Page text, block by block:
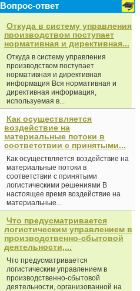
Вопрос-ответ
Откуда в систему управления
производством поступает
нормативная и директивная...
Откуда в систему управления
производством поступает
нормативная и директивная
информация Вся нормативная и
директивная информация,
используемая в...
Как осуществляется
воздействие на
материальные потоки в
соответствии с принятыми...
Как осуществляется воздействие на
материальные потоки в
соответствии с принятыми
логистическими решениями В
настоящее время воздействие на
материальные...
Что предусматривается
логистическим управлением в
производственно-сбытовой
деятельности,...
Что предусматривается
логистическим управлением в
производственно-сбытовой
деятельности, организованной на